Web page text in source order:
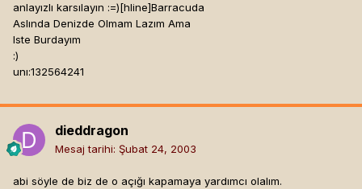
anlayızlı karsılayın :=)[hline]Barracuda
Aslında Denizde Olmam Lazım Ama
Iste Burdayım
:)
unı:132564241
dieddragon
Mesaj tarihi: Şubat 24, 2003
abi söyle de biz de o açığı kapamaya yardımcı olalım.